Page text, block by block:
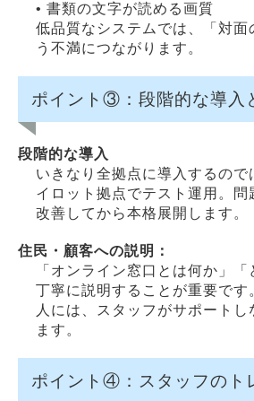
• 書類の文字が読める画質
低品質なシステムでは、「対面
う不満につながります。
ポイント③：段階的な導入
段階的な導入
いきなり全拠点に導入するので
イロット拠点でテスト運用。問
改善してから本格展開します。
住民・顧客への説明：
「オンライン窓口とは何か」
丁寧に説明することが重要です
人には、スタッフがサポートし
ます。
ポイント④：スタッフのト